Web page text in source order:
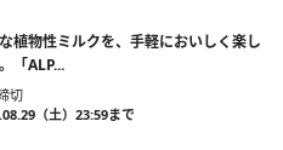
植物性ミルクを、手軽においしく楽し
「ALP...
切
（土）23:59まで